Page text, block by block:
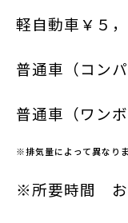
軽自動車￥５
普通車（コン
普通車（ワン
※排気量によって異なりま
※所要時間 お